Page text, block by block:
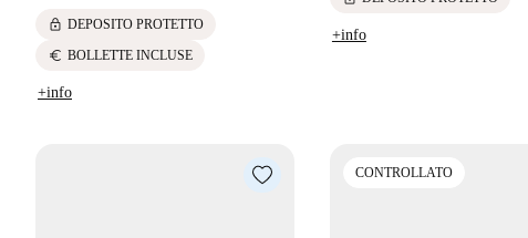
lock DEPOSITO PROTETTO
euro BOLLETTE INCLUSE
+info
+info
CONTROLLATO